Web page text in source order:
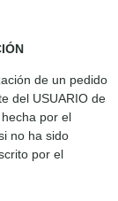
de un pedido
del USUARIO de
por el
no ha sido
por el